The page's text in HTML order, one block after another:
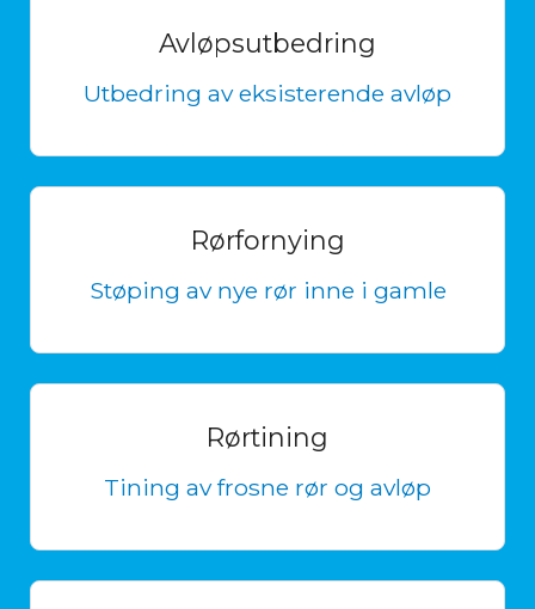
Avløpsutbedring
Utbedring av eksisterende avløp
Rørfornying
Støping av nye rør inne i gamle
Rørtining
Tining av frosne rør og avløp